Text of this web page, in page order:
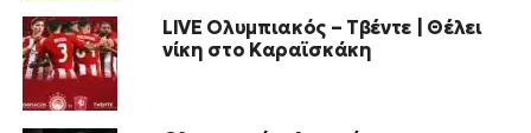
LIVE Ολυμπιακός – Τβέντε | Θέλει
νίκη στο Καραϊσκάκη